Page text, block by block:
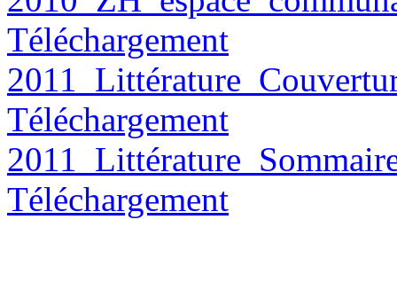
Téléchargement
Téléchargement
Téléchargement